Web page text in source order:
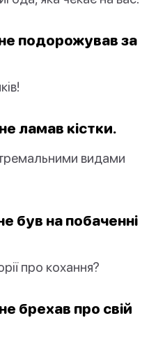
подорожував за
ламав кістки.
видами
був на побаченні
про кохання?
брехав про свій